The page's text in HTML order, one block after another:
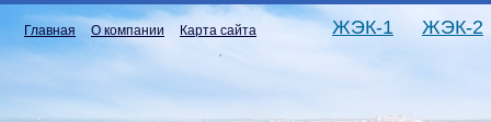
Главная О компании Карта сайта ЖЭК-1 ЖЭК-2